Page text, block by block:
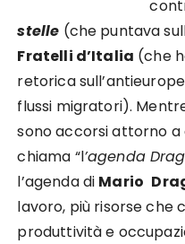
stelle (che puntava
Fratelli d’Italia (che
retorica
flussi migratori).
sono accorsi attorno
chiama “l’agenda
l’agenda di Mario
lavoro, più risorse che
produttività e